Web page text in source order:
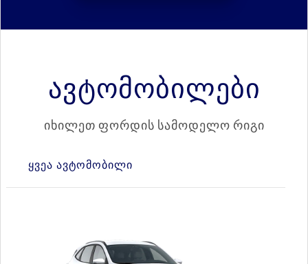
ავტომობილები
იხილეთ ფორდის სამოდელო რიგი
ᲧᲕᲔᲐ ᲐᲕᲢᲝᲛᲝᲑᲘᲚᲘ